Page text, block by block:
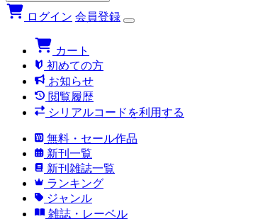
ログイン 会員登録
カート
初めての方
お知らせ
閲覧履歴
シリアルコードを利用する
無料・セール作品
新刊一覧
新刊雑誌一覧
ランキング
ジャンル
雑誌・レーベル